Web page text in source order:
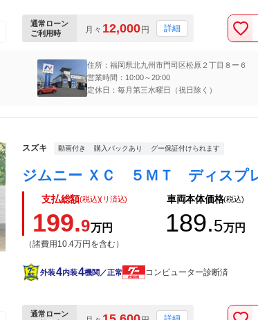
通常ローン
ご利用時
月々 12,000円 詳細
住所：福岡県北九州市門司区松原２丁目８ー６
営業時間：10:00～20:00
定休日：毎月第三水曜日（祝日除く）
スズキ 動画付き 購入パックあり グー保証付けられます
支払総額(税込)(リ済込)
199.9万円
（諸費用10.4万円を含む）
車両本体価格(税込)
189.5万円
外装4内装4機関／正常 コンピューター診断済
通常ローン